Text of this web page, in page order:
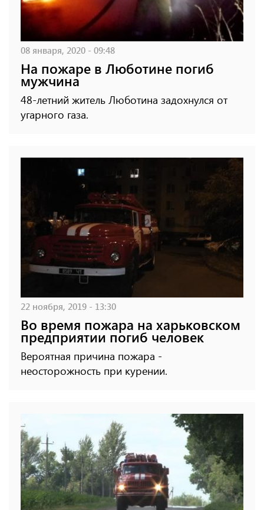
08 января, 2020 - 09:48
На пожаре в Люботине погиб
мужчина
48-летний житель Люботина задохнулся от
угарного газа.
22 ноября, 2019 - 13:30
Во время пожара на харьковском
предприятии погиб человек
Вероятная причина пожара -
неосторожность при курении.